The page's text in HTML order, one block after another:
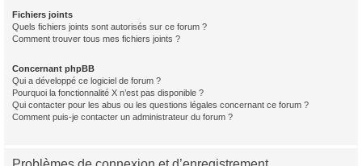
Fichiers joints
Quels fichiers joints sont autorisés sur ce forum ?
Comment trouver tous mes fichiers joints ?
Concernant phpBB
Qui a développé ce logiciel de forum ?
Pourquoi la fonctionnalité X n’est pas disponible ?
Qui contacter pour les abus ou les questions légales concernant ce forum ?
Comment puis-je contacter un administrateur du forum ?